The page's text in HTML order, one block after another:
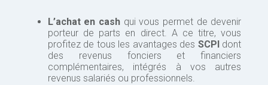
L’achat en cash qui vous permet de devenir
porteur de parts en direct. A ce titre, vous
profitez de tous les avantages des SCPIdont
des revenus fonciers et financiers
complémentaires, intégrés à vos autres
revenus salariés ou professionnels.